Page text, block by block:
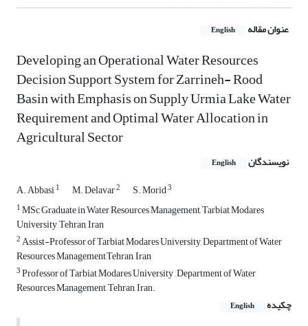
عنوان مقاله English
Developing an Operational Water Resources
Decision Support System for Zarrineh- Rood
Basin with Emphasis on Supply Urmia Lake Water
Requirement and Optimal Water Allocation in
Agricultural Sector
نویسندگان English
A. Abbasi1 M. Delavar2 S. Morid3
1MSc Graduate in Water Resources Management, Tarbiat Modares
University, Tehran, Iran
2Assist-Professor of Tarbiat Modares University, Department of Water
Resources Management,Tehran, Iran
3Professor of Tarbiat Modares University , Department of Water
Resources Management, Tehran, Iran.
چکیده
English